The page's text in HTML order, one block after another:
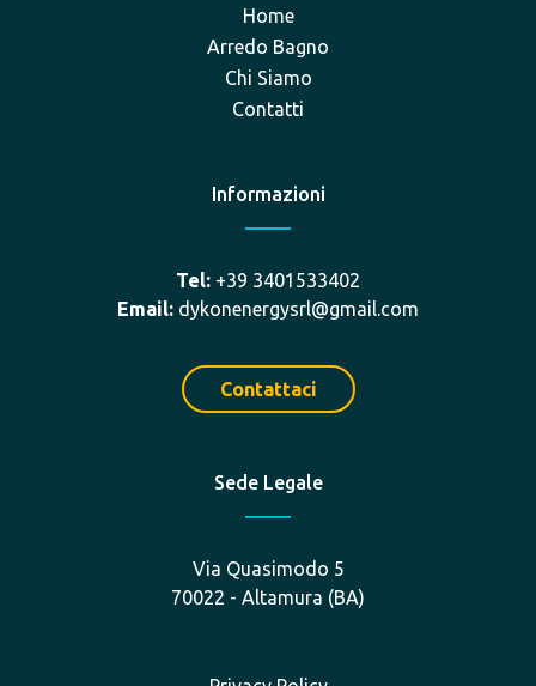
Home
Arredo Bagno
Chi Siamo
Contatti
Informazioni
Tel: +39 3401533402
Email: dykonenergysrl@gmail.com
Contattaci
Sede Legale
Via Quasimodo 5
70022 - Altamura (BA)